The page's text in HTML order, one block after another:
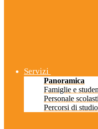
Servizi
Panoramica
Famiglie e
Personale
Percorsi di studio